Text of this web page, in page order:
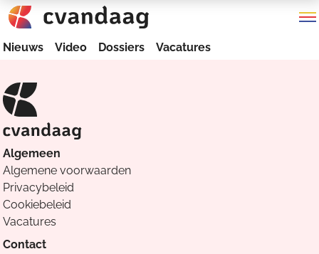
Nieuws Video Dossiers Vacatures
Algemeen
Algemene voorwaarden
Privacybeleid
Cookiebeleid
Vacatures
Contact